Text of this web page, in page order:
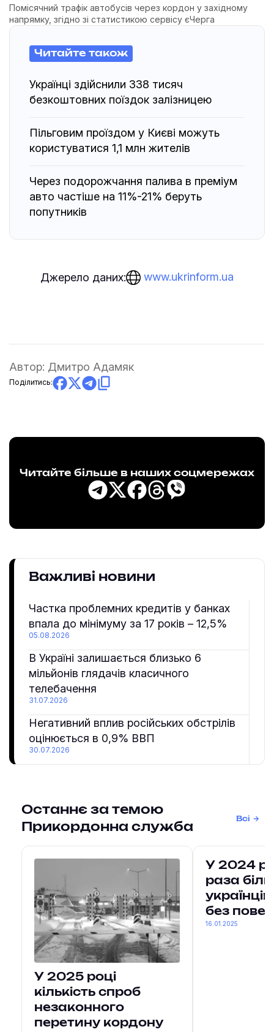
Помісячний трафік автобусів через кордон у західному
напрямку, згідно зі статистикою сервісу єЧерга
Читайте також
Українці здійснили 338 тисяч
безкоштовних поїздок залізницею
Пільговим проїздом у Києві можуть
користуватися 1,1 млн жителів
Через подорожчання палива в преміум
авто частіше на 11%-21% беруть
попутників
Джерело даних: www.ukrinform.ua
Автор: Дмитро Адамяк
Поділитись:
Читайте більше в наших соцмережах
Важливі новини
Частка проблемних кредитів у банках
впала до мінімуму за 17 років – 12,5%
05.08.2026
В Україні залишається близько 6
мільйонів глядачів класичного
телебачення
31.07.2026
Негативний вплив російських обстрілів
оцінюється в 0,9% ВВП
30.07.2026
Останнє за темою
Прикордонна служба
Всі
У 2025 році
кількість спроб
незаконного
перетину кордону
У 2024
раза
без
16.01.2025